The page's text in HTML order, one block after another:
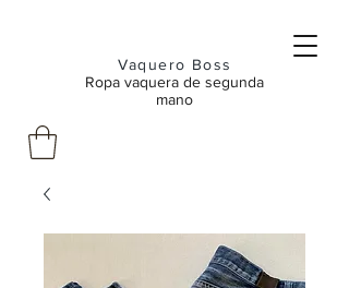
Vaquero Boss
Ropa vaquera de segunda
mano